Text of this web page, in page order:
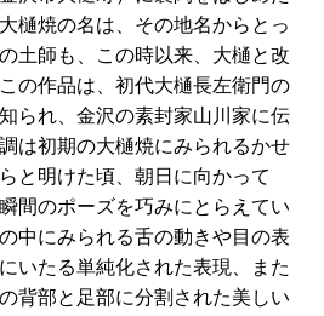
樋焼の名は、その地名からとっ
土師も、この時以来、大樋と改
の作品は、初代大樋長左衛門の
られ、金沢の素封家山川家に伝
は初期の大樋焼にみられるかせ
と明けた頃、朝日に向かって
間のポーズを巧みにとらえてい
中にみられる舌の動きや目の表
いたる単純化された表現、また
背部と足部に分割された美しい